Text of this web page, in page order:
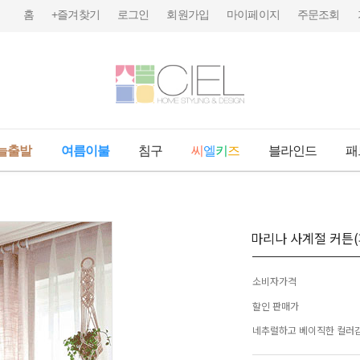
홈 +즐겨찾기 로그인 회원가입 마이페이지 주문조회
출발 여름이불 침구 씨 엘키 즈 블라인드 패
마리나 사계절 커
소비자가격
할인 판매가
네추럴하고 베이직한 컬러